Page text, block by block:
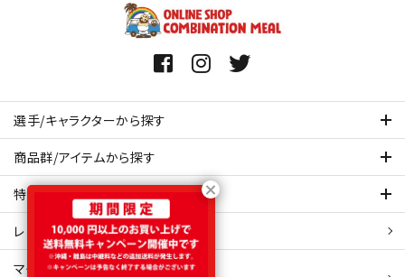
選手/キャラクターから探す
商品群/アイテムから探す
特集ページを見てみる
レビュー・口コミ 一覧ページ
マイアカウント